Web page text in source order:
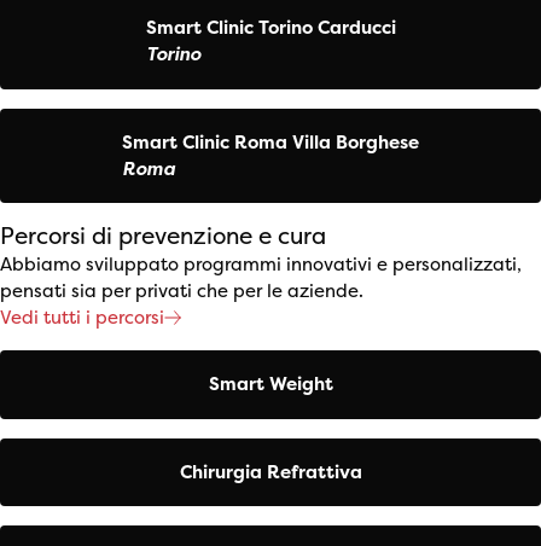
Smart Clinic Torino Carducci
Torino
Smart Clinic Roma Villa Borghese
Roma
Percorsi di prevenzione e cura
Abbiamo sviluppato programmi innovativi e personalizzati,
pensati sia per privati che per le aziende.
Vedi tutti i percorsi
Smart Weight
Chirurgia Refrattiva